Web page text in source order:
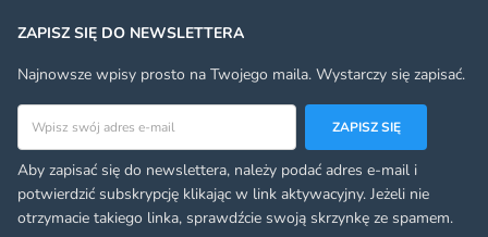
ZAPISZ SIĘ DO NEWSLETTERA
Najnowsze wpisy prosto na Twojego maila. Wystarczy się zapisać.
Adres email
ZAPISZ SIĘ
Aby zapisać się do newslettera, należy podać adres e-mail i
potwierdzić subskrypcję klikając w link aktywacyjny. Jeżeli nie
otrzymacie takiego linka, sprawdźcie swoją skrzynkę ze spamem.